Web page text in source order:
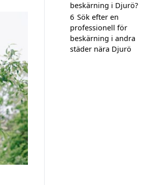
beskärning i Djurö?
6 Sök efter en
professionell för
beskärning i andra
städer nära Djurö